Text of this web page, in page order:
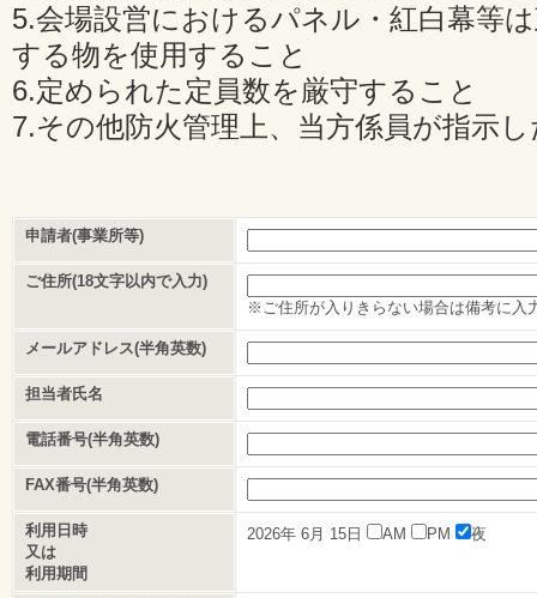
5.会場設営におけるパネル・紅白幕等
する物を使用すること
6.定められた定員数を厳守すること
7.その他防火管理上、当方係員が指示
申請者(事業所等)
ご住所(18文字以内で入力)
※ご住所が入りきらない場合は備考に入
メールアドレス(半角英数)
担当者氏名
電話番号(半角英数)
FAX番号(半角英数)
利用日時
又は
利用期間
2026年 6月 15日 AM PM 夜